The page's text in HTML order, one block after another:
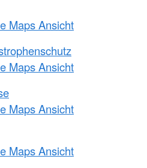
Maps Ansicht
Maps Ansicht
Maps Ansicht
Maps Ansicht